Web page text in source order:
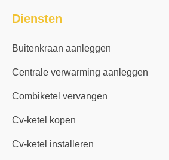
Diensten
Buitenkraan aanleggen
Centrale verwarming aanleggen
Combiketel vervangen
Cv-ketel kopen
Cv-ketel installeren